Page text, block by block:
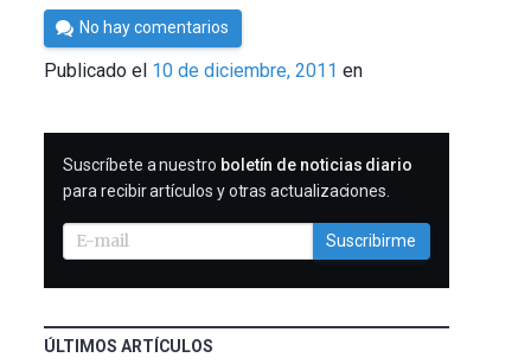
Por
Cultura
Cientifica
No hay comentarios
Publicado el 10 de diciembre, 2011 en
SUSCRIBIRME
Suscríbete a nuestro boletín de noticias diario
para recibir artículos y otras actualizaciones.
Suscribirme
ÚLTIMOS ARTÍCULOS